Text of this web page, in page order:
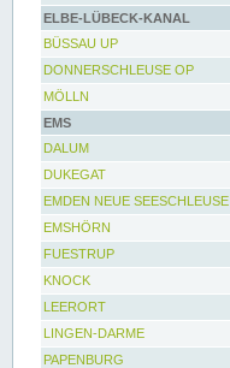
ELBE-LÜBECK-KANAL
BÜSSAU UP
DONNERSCHLEUSE OP
MÖLLN
EMS
DALUM
DUKEGAT
EMDEN NEUE SEESCHLEUSE
EMSHÖRN
FUESTRUP
KNOCK
LEERORT
LINGEN-DARME
PAPENBURG